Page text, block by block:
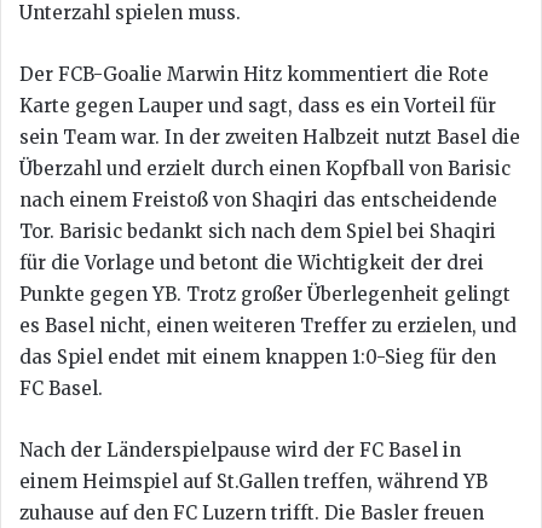
Unterzahl spielen muss.
Der FCB-Goalie Marwin Hitz kommentiert die Rote
Karte gegen Lauper und sagt, dass es ein Vorteil für
sein Team war. In der zweiten Halbzeit nutzt Basel die
Überzahl und erzielt durch einen Kopfball von Barisic
nach einem Freistoß von Shaqiri das entscheidende
Tor. Barisic bedankt sich nach dem Spiel bei Shaqiri
für die Vorlage und betont die Wichtigkeit der drei
Punkte gegen YB. Trotz großer Überlegenheit gelingt
es Basel nicht, einen weiteren Treffer zu erzielen, und
das Spiel endet mit einem knappen 1:0-Sieg für den
FC Basel.
Nach der Länderspielpause wird der FC Basel in
einem Heimspiel auf St.Gallen treffen, während YB
zuhause auf den FC Luzern trifft. Die Basler freuen